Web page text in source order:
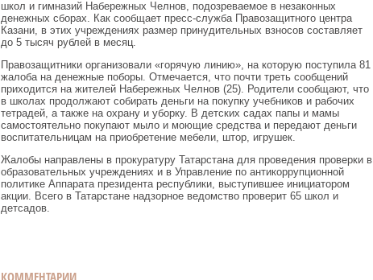
школ и гимназий Набережных Челнов, подозреваемое в незаконных
денежных сборах. Как сообщает пресс-служба Правозащитного центра
Казани, в этих учреждениях размер принудительных взносов составляет
до 5 тысяч рублей в месяц.
Правозащитники организовали «горячую линию», на которую поступила 81
жалоба на денежные поборы. Отмечается, что почти треть сообщений
приходится на жителей Набережных Челнов (25). Родители сообщают, что
в школах продолжают собирать деньги на покупку учебников и рабочих
тетрадей, а также на охрану и уборку. В детских садах папы и мамы
самостоятельно покупают мыло и моющие средства и передают деньги
воспитательницам на приобретение мебели, штор, игрушек.
Жалобы направлены в прокуратуру Татарстана для проведения проверки в
образовательных учреждениях и в Управление по антикоррупционной
политике Аппарата президента республики, выступившее инициатором
акции. Всего в Татарстане надзорное ведомство проверит 65 школ и
детсадов.
КОММЕНТАРИИ